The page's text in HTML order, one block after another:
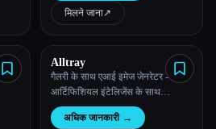
मिलने जाना↗︎
Alltray
गैलरी के साथ एआई इमेज जेनरेटर -
आर्टिफिशियल इंटेलिजेंस के साथ
अद्वितीय, कस्टम छवियां बनाएं और ब्राउज़
करें
अधिक जानकारी →